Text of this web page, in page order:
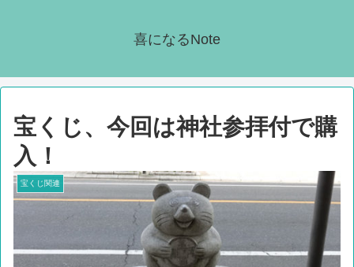
喜になるNote
宝くじ、今回は神社参拝付で購
入！
宝くじ関連